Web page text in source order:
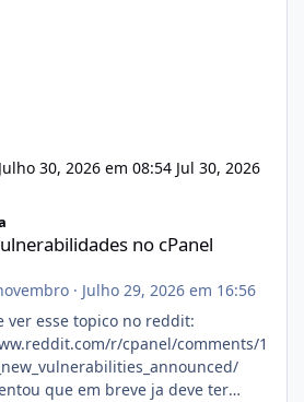
Julho 30, 2026 em 08:54 Jul 30, 2026
cPanel
no cPanel
· Julho 29, 2026 em 16:56
ver esse topico no reddit:
r/cpanel/comments/1
que em breve ja deve ter